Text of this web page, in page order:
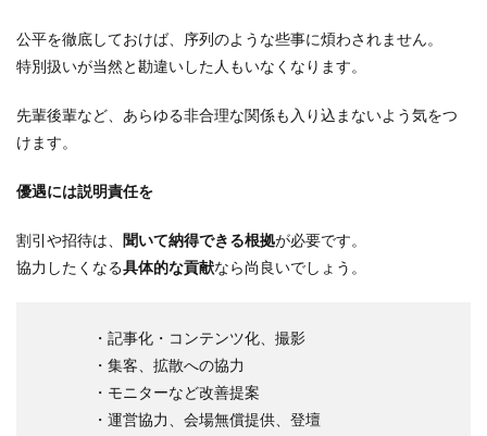
公平を徹底しておけば、序列のような些事に煩わされません。
特別扱いが当然と勘違いした人もいなくなります。
先輩後輩など、あらゆる非合理な関係も入り込まないよう気をつ
けます。
優遇には説明責任を
割引や招待は、 聞いて納得できる根拠が必要です。
協力したくなる具体的な貢献なら尚良いでしょう。
・記事化・コンテンツ化、撮影
・集客、拡散への協力
・モニターなど改善提案
・運営協力、会場無償提供、登壇